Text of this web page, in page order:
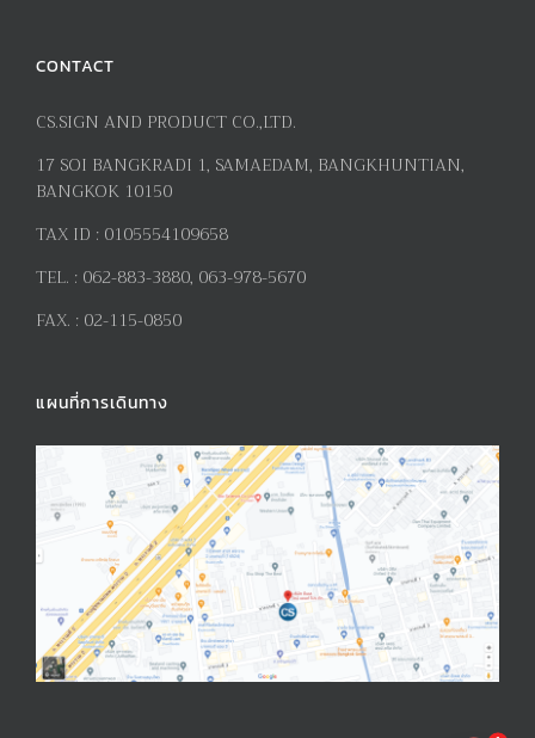
CONTACT
CS.SIGN AND PRODUCT CO.,LTD.
17 SOI BANGKRADI 1, SAMAEDAM, BANGKHUNTIAN,
BANGKOK 10150
TAX ID : 0105554109658
TEL. : 062-883-3880, 063-978-5670
FAX. : 02-115-0850
แผนที่การเดินทาง